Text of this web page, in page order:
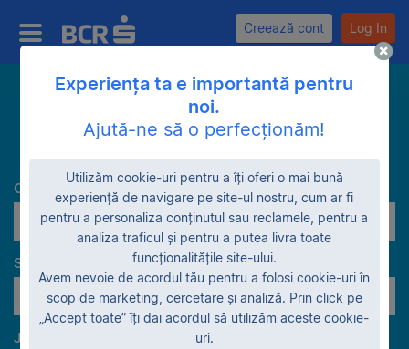
Creează cont Log In
Caută
Categorie
Utilitare
Stadiu garanție
Judeţe
Experiența ta e importantă pentru
noi.
Ajută-ne să o perfecționăm!
Utilizăm cookie-uri pentru a îți oferi o mai bună
experiență de navigare pe site-ul nostru, cum ar fi
pentru a personaliza conținutul sau reclamele, pentru a
analiza traficul și pentru a putea livra toate
funcționalitățile site-ului.
Avem nevoie de acordul tău pentru a folosi cookie-uri în
scop de marketing, cercetare și analiză. Prin click pe
„Accept toate” îți dai acordul să utilizăm aceste cookie-
uri.